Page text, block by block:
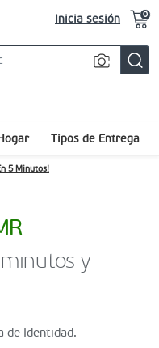
Inicia sesión 0
Tipos de Entrega
5 Minutos!
y
de Identidad.